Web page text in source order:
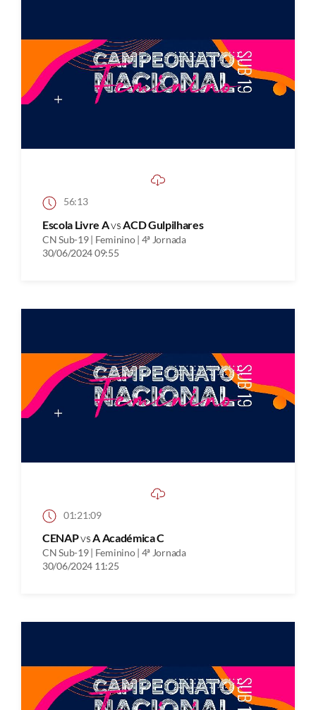
56:13
Escola Livre AvsACD Gulpilhares
CN Sub-19 | Feminino | 4ª Jornada
30/06/2024 09:55
01:21:09
CENAPvsA Académica C
CN Sub-19 | Feminino | 4ª Jornada
30/06/2024 11:25